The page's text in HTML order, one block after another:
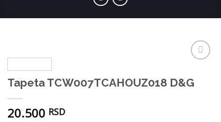
u listu
želja
Tapeta TCW007TCAHOUZ018 D&G
20.500 RSD